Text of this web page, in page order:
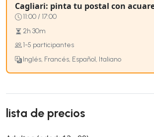
Cagliari: pinta tu postal con
11:00 / 17:00
2h 30m
1-5 participantes
Inglés, Francés, Español, Italiano
lista de precios